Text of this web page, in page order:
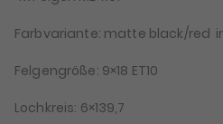
Farbvariante: matte black/red
Felgengröße: 9×18 ET10
Lochkreis: 6×139,7